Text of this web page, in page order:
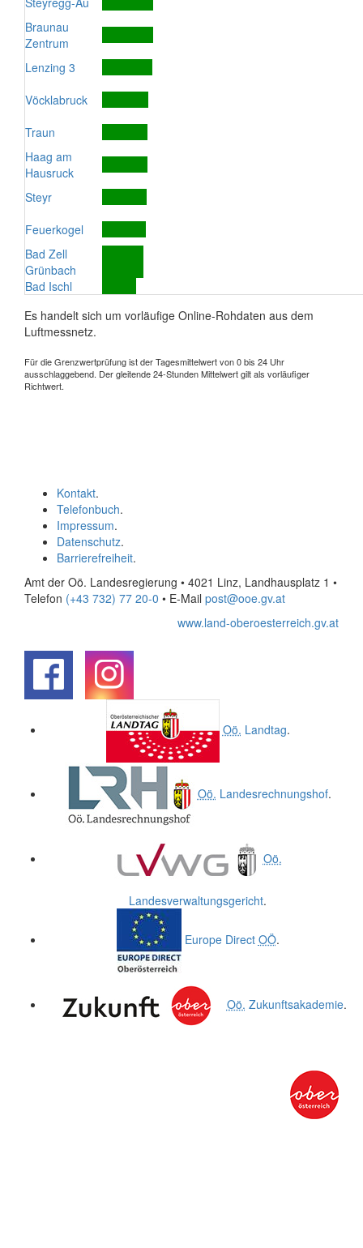
Braunau
Zentrum
Lenzing 3
Vöcklabruck
Traun
Haag am
Hausruck
Steyr
Feuerkogel
Bad Zell
Grünbach
Bad Ischl
Es handelt sich um vorläufige Online-Rohdaten aus dem
Luftmessnetz.
Für die Grenzwertprüfung ist der Tagesmittelwert von 0 bis 24 Uhr
ausschlaggebend. Der gleitende 24-Stunden Mittelwert gilt als vorläufiger
Richtwert.
Kontakt.
Telefonbuch.
Impressum.
Datenschutz.
Barrierefreiheit.
Amt der Oö. Landesregierung • 4021 Linz, Landhausplatz 1 •
Telefon (+43 732) 77 20-0 • E-Mail post@ooe.gv.at
www.land-oberoesterreich.gv.at
Oö. Landtag.
Oö. Landesrechnungshof.
Oö.
Landesverwaltungsgericht.
Europe Direct OÖ.
Oö. Zukunftsakademie.